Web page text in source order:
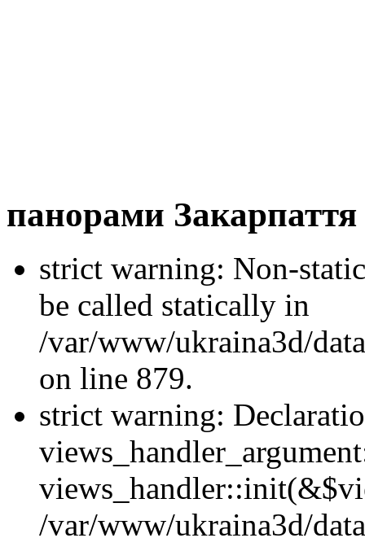
панорами Закарпаття
strict warning: Non-
be called statically in
/var/www/ukraina3d/
on line 879.
strict warning:
/var/www/ukraina3d/